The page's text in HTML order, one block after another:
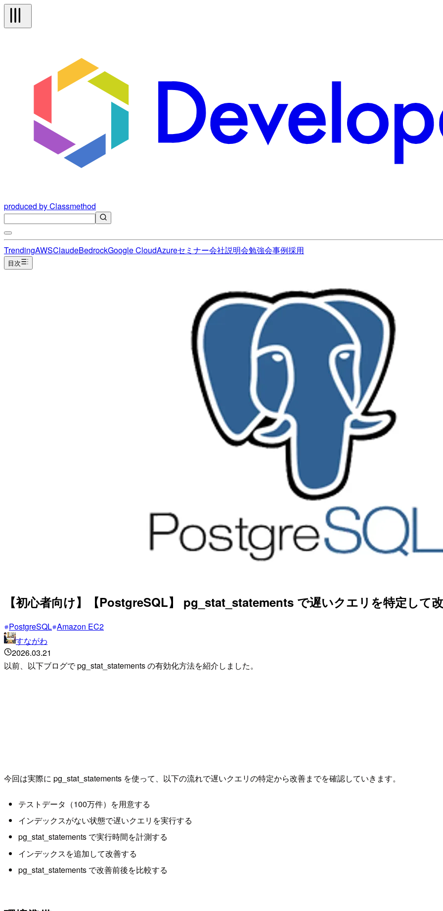
produced by Classmethod
TrendingAWSClaudeBedrockGoogle CloudAzureセミナー会社説明会勉強会事例採用
目次
【初心者向け】【PostgreSQL】 pg_stat_statements で遅いクエリを特定して
PostgreSQL Amazon EC2
すながわ
2026.03.21
以前、以下ブログで pg_stat_statements の有効化方法を紹介しました。
今回は実際に pg_stat_statements を使って、以下の流れで遅いクエリの特定から改善までを確認していきます。
テストデータ（100万件）を用意する
インデックスがない状態で遅いクエリを実行する
pg_stat_statements で実行時間を計測する
インデックスを追加して改善する
pg_stat_statements で改善前後を比較する